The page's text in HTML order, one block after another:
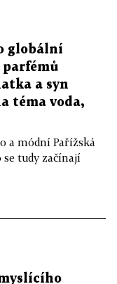
globální
a syn
téma voda,
a módní Pařížská
se tudy začínají